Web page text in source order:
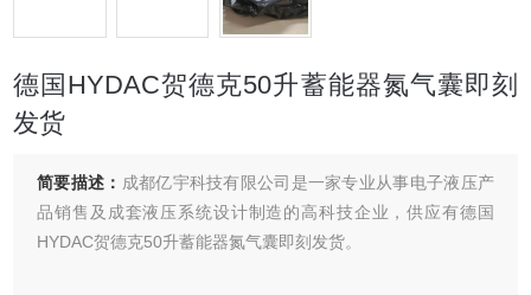
德国HYDAC贺德克50升蓄能器氮气囊即刻
发货
简要描述： 成都亿宇科技有限公司是一家专业从事电子液压产
品销售及成套液压系统设计制造的高科技企业，供应有德国
HYDAC贺德克50升蓄能器氮气囊即刻发货。